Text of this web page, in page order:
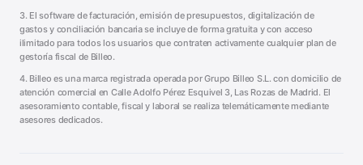
3. El software de facturación, emisión de presupuestos, digitalización de
gastos y conciliación bancaria se incluye de forma gratuita y con acceso
ilimitado para todos los usuarios que contraten activamente cualquier plan de
gestoría fiscal de Billeo.
4. Billeo es una marca registrada operada por Grupo Billeo S.L. con domicilio de
atención comercial en Calle Adolfo Pérez Esquivel 3, Las Rozas de Madrid. El
asesoramiento contable, fiscal y laboral se realiza telemáticamente mediante
asesores dedicados.